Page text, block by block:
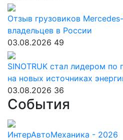
Отзыв грузовиков
владельцев в России
03.08.2026 49
SINOTRUK стал лидером
на новых источниках
03.08.2026 36
События
ИнтерАвтоМеханика - 2026